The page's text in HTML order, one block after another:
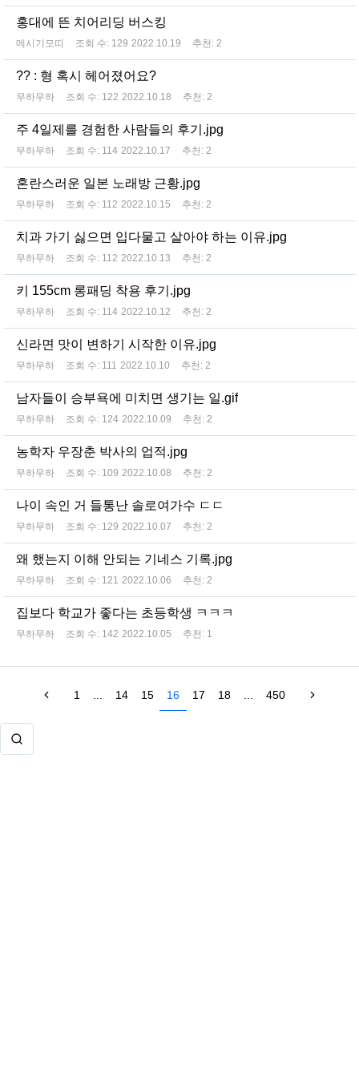
홍대에 뜬 치어리딩 버스킹
메시기모띠 조회 수: 129 2022.10.19 추천: 2
?? : 형 혹시 헤어졌어요?
무하무하 조회 수: 122 2022.10.18 추천: 2
주 4일제를 경험한 사람들의 후기.jpg
무하무하 조회 수: 114 2022.10.17 추천: 2
혼란스러운 일본 노래방 근황.jpg
무하무하 조회 수: 112 2022.10.15 추천: 2
치과 가기 싫으면 입다물고 살아야 하는 이유.jpg
무하무하 조회 수: 112 2022.10.13 추천: 2
키 155cm 롱패딩 착용 후기.jpg
무하무하 조회 수: 114 2022.10.12 추천: 2
신라면 맛이 변하기 시작한 이유.jpg
무하무하 조회 수: 111 2022.10.10 추천: 2
남자들이 승부욕에 미치면 생기는 일.gif
무하무하 조회 수: 124 2022.10.09 추천: 2
농학자 우장춘 박사의 업적.jpg
무하무하 조회 수: 109 2022.10.08 추천: 2
나이 속인 거 들통난 솔로여가수 ㄷㄷ
무하무하 조회 수: 129 2022.10.07 추천: 2
왜 했는지 이해 안되는 기네스 기록.jpg
무하무하 조회 수: 121 2022.10.06 추천: 2
집보다 학교가 좋다는 초등학생 ㅋㅋㅋ
무하무하 조회 수: 142 2022.10.05 추천: 1
1 14 15 16 17 18 450